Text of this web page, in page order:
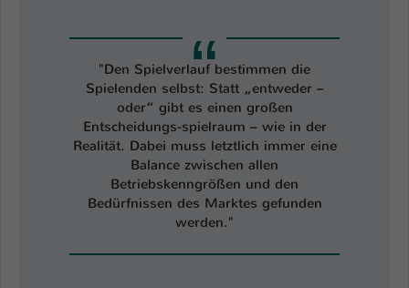
"Den Spielverlauf bestimmen die
Spielenden selbst: Statt „entweder –
oder“ gibt es einen großen
Entscheidungs-spielraum – wie in der
Realität. Dabei muss letztlich immer eine
Balance zwischen allen
Betriebskenngrößen und den
Bedürfnissen des Marktes gefunden
werden."
Zweck
Speicherung Ihrer vorgenommen
Einstellungen, falls der Webseiten-
Betreiber dies eingestellt hat.
fe_typo_user / PHPSESSID
TYPO3
1 Woche